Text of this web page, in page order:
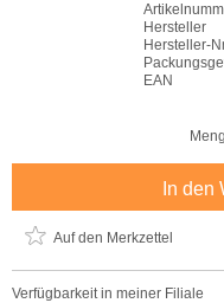
Hersteller
Hersteller-
EAN
In den
Auf den Merkzettel
Verfügbarkeit in meiner Filiale